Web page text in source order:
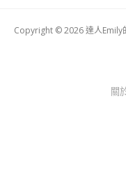
Copyright © 2026 達人Emily
關